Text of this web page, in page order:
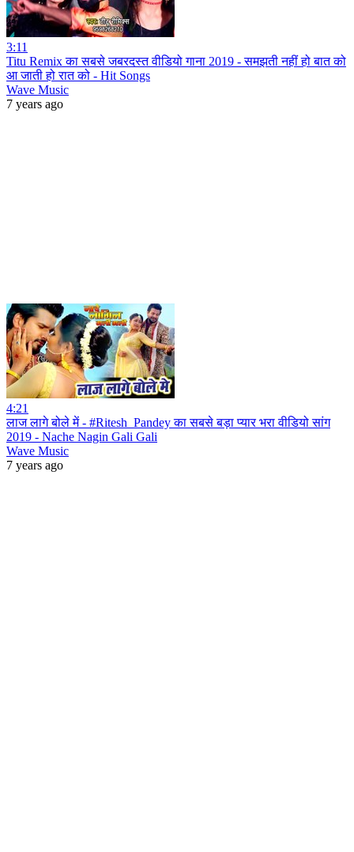
3:11
Titu Remix का सबसे जबरदस्त वीडियो गाना 2019 - समझती नहीं हो बात को
आ जाती हो रात को - Hit Songs
Wave Music
7 years ago
4:21
लाज लागे बोले में - #Ritesh_Pandey का सबसे बड़ा प्यार भरा वीडियो सांग
2019 - Nache Nagin Gali Gali
Wave Music
7 years ago